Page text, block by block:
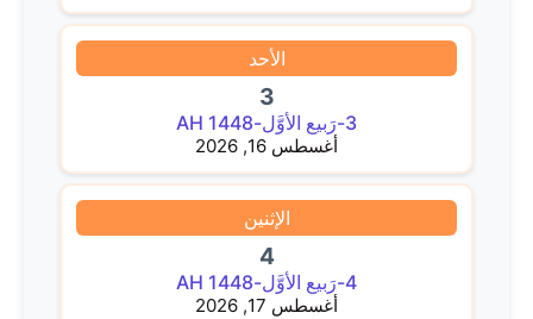
الأحد
3
3-رَبيع الأوَّل-1448 AH
أغسطس 16, 2026
الإثنين
4
4-رَبيع الأوَّل-1448 AH
أغسطس 17, 2026